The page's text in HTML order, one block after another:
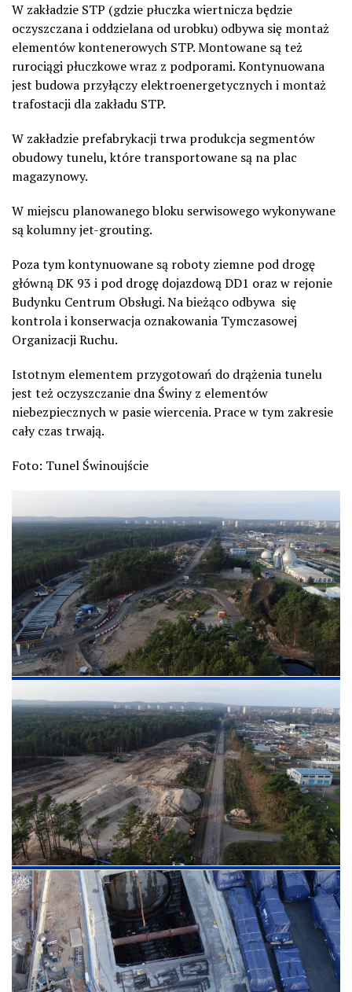
W zakładzie STP (gdzie płuczka wiertnicza będzie
oczyszczana i oddzielana od urobku) odbywa się montaż
elementów kontenerowych STP. Montowane są też
rurociągi płuczkowe wraz z podporami. Kontynuowana
jest budowa przyłączy elektroenergetycznych i montaż
trafostacji dla zakładu STP.
W zakładzie prefabrykacji trwa produkcja segmentów
obudowy tunelu, które transportowane są na plac
magazynowy.
W miejscu planowanego bloku serwisowego wykonywane
są kolumny jet-grouting.
Poza tym kontynuowane są roboty ziemne pod drogę
główną DK 93 i pod drogę dojazdową DD1 oraz w rejonie
Budynku Centrum Obsługi. Na bieżąco odbywa się
kontrola i konserwacja oznakowania Tymczasowej
Organizacji Ruchu.
Istotnym elementem przygotowań do drążenia tunelu
jest też oczyszczanie dna Świny z elementów
niebezpiecznych w pasie wiercenia. Prace w tym zakresie
cały czas trwają.
Foto: Tunel Świnoujście